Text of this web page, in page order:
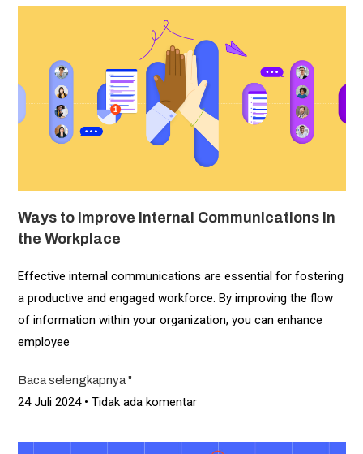
Ways to Improve Internal Communications in
the Workplace
Effective internal communications are essential for fostering
a productive and engaged workforce. By improving the flow
of information within your organization, you can enhance
employee
Baca selengkapnya "
24 Juli 2024 Tidak ada komentar